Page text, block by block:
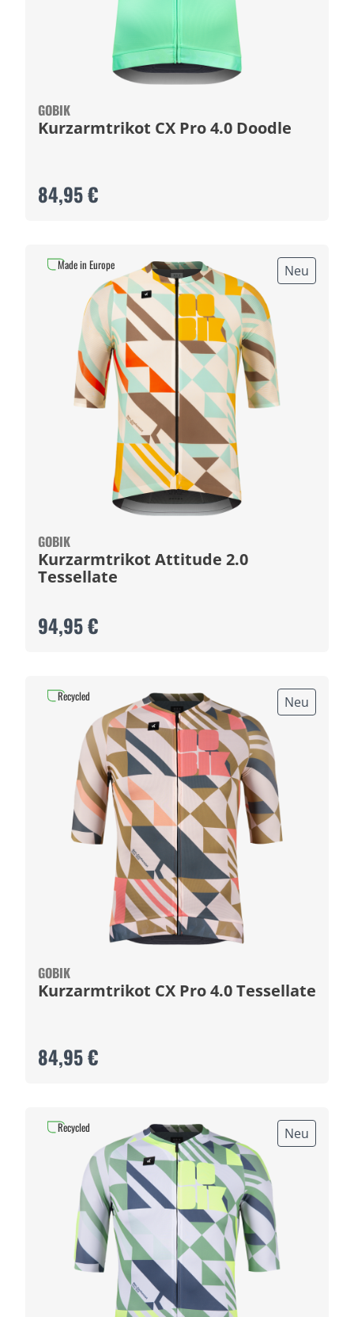
GOBIK
Kurzarmtrikot CX Pro 4.0 Doodle
84,95 €
Neu
GOBIK
Kurzarmtrikot Attitude 2.0
Tessellate
94,95 €
Made in Europe
Neu
GOBIK
Kurzarmtrikot CX Pro 4.0 Tessellate
84,95 €
Recycled
Neu
Recycled